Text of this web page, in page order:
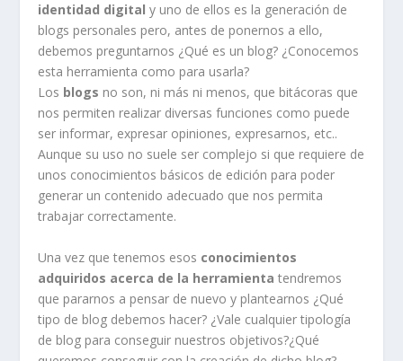
identidad digital y uno de ellos es la generación de
blogs personales pero, antes de ponernos a ello,
debemos preguntarnos ¿Qué es un blog? ¿Conocemos
esta herramienta como para usarla?
Los blogs no son, ni más ni menos, que bitácoras que
nos permiten realizar diversas funciones como puede
ser informar, expresar opiniones, expresarnos, etc..
Aunque su uso no suele ser complejo si que requiere de
unos conocimientos básicos de edición para poder
generar un contenido adecuado que nos permita
trabajar correctamente.
Una vez que tenemos esos conocimientos
adquiridos acerca de la herramienta tendremos
que pararnos a pensar de nuevo y plantearnos ¿Qué
tipo de blog debemos hacer? ¿Vale cualquier tipología
de blog para conseguir nuestros objetivos?¿Qué